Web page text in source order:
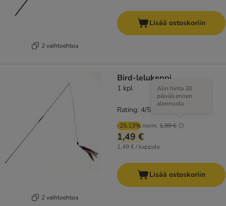
2 vaihtoehtoa
Lisää ostoskoriin
2 vaihtoehtoa
Bird-lelukeppi
1 kpl
-25.13% norm. 1,99 €
Alin hinta 30
päivää ennen
alennusta
1,49 €
1,49 € / kappale
Rating: 4/5
Lisää ostoskoriin